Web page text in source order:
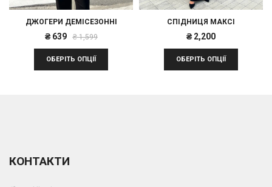
ДЖОГЕРИ ДЕМІСЕЗОННІ
₴1,599Оригінальна
ціна:
₴639
Поточна
ціна:
ОБЕРІТЬ ОПЦІЇ
СПІДНИЦЯ МАКСІ
₴ 2,200
ОБЕРІТЬ ОПЦІЇ
КОНТАКТИ